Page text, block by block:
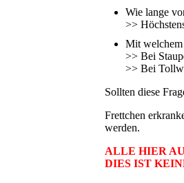
Wie lange
>>
Mit welchem
>> Bei
>> Bei
Sollten diese
Frettchen
werden.
ALLE HIER
DIES IST